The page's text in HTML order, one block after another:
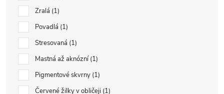
Zralá 1
Povadlá 1
Stresovaná 1
Mastná až aknózní 1
Pigmentové skvrny 1
Červené žilky v obličeji 1